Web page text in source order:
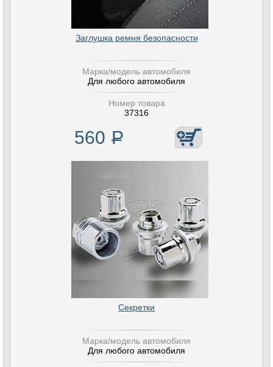
Заглушка ремня безопасности
Марка/модель автомобиля
Для любого автомобиля
Номер товара
37316
560 Р
Секретки
Марка/модель автомобиля
Для любого автомобиля